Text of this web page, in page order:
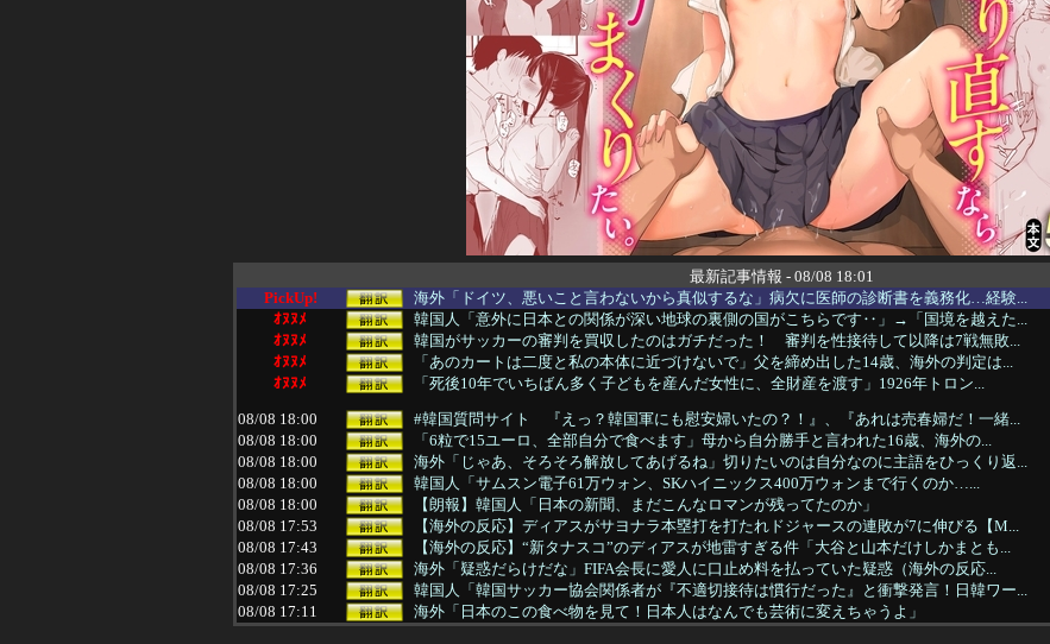
最新記事情報 - 08/08 18:01
PickUp!
海外「ドイツ、悪いこと言わないから真似するな」病欠に医師の診断書を義務化…経験...
ｵﾇﾇﾒ
韓国人「意外に日本との関係が深い地球の裏側の国がこちらです‥」→「国境を越えた...
ｵﾇﾇﾒ
韓国がサッカーの審判を買収したのはガチだった！ 審判を性接待して以降は7戦無敗...
ｵﾇﾇﾒ
「あのカートは二度と私の本体に近づけないで」父を締め出した14歳、海外の判定は...
ｵﾇﾇﾒ
「死後10年でいちばん多く子どもを産んだ女性に、全財産を渡す」1926年トロン...
08/08 18:00
#韓国質問サイト 『えっ？韓国軍にも慰安婦いたの？！』、『あれは売春婦だ！一緒...
08/08 18:00
「6粒で15ユーロ、全部自分で食べます」母から自分勝手と言われた16歳、海外の...
08/08 18:00
海外「じゃあ、そろそろ解放してあげるね」切りたいのは自分なのに主語をひっくり返...
08/08 18:00
韓国人「サムスン電子61万ウォン、SKハイニックス400万ウォンまで行くのか…...
08/08 18:00
【朗報】韓国人「日本の新聞、まだこんなロマンが残ってたのか」
08/08 17:53
【海外の反応】ディアスがサヨナラ本塁打を打たれドジャースの連敗が7に伸びる【M...
08/08 17:43
【海外の反応】“新タナスコ”のディアスが地雷すぎる件「大谷と山本だけしかまとも...
08/08 17:36
海外「疑惑だらけだな」FIFA会長に愛人に口止め料を払っていた疑惑（海外の反応...
08/08 17:25
韓国人「韓国サッカー協会関係者が『不適切接待は慣行だった』と衝撃発言！日韓ワー...
08/08 17:11
海外「日本のこの食べ物を見て！日本人はなんでも芸術に変えちゃうよ」